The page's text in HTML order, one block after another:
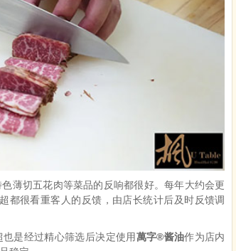
薄切五花肉等菜品的反响都很好。每年大约会更
都很看重客人的反馈，由店长统计后及时反馈调
是经过精心筛选后决定使用萬字®酱油作为店内